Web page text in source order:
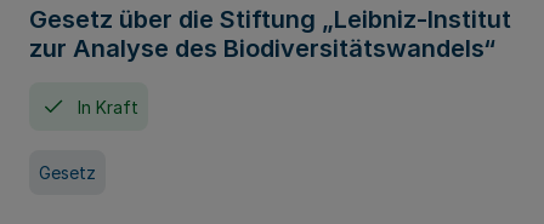
Gesetz über die Stiftung „Leibniz-Institut
zur Analyse des Biodiversitätswandels“
In Kraft
Gesetz